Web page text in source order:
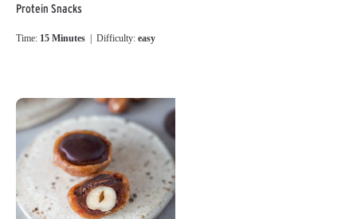
Protein Snacks
Time: 15 Minutes | Difficulty: easy